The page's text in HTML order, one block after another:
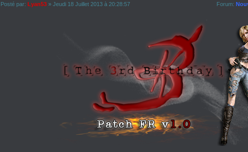
Posté par: Lyan53» Jeudi 18 Juillet 2013 à 20:28:57 Forum: